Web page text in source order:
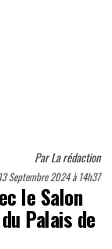
ParLa rédaction
Septembre 2024 à 14h37
le Salon
Palais de